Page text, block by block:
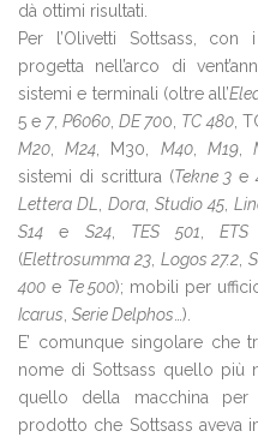
dà ottimi risultati.
Per l’Olivetti Sottsass,
progetta nell’arco di
sistemi e terminali (oltre all’
5 e 7,P6060 ,DE 700, TC 480,
M20 ,M24 , M30, M40, M19,
sistemi di scrittura (Tekne 3 e
Lettera DL
Dora Studio 45
S14 e S24, TES 501 ,ETS
(Elettrosumma 23, Logos 27.2 ,
400 e Te 500); mobili per
Icarus Serie Delphos …).
E’ comunque singolare che
nome di Sottsass quello più
quello della macchina per
prodotto che Sottsass aveva